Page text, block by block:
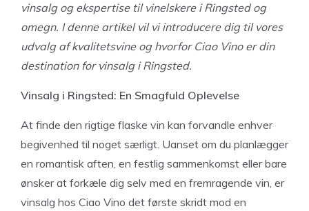
vinsalg og ekspertise til vinelskere i Ringsted og
omegn. I denne artikel vil vi introducere dig til vores
udvalg af kvalitetsvine og hvorfor Ciao Vino er din
destination for vinsalg i Ringsted.
Vinsalg i Ringsted: En Smagfuld Oplevelse
At finde den rigtige flaske vin kan forvandle enhver
begivenhed til noget særligt. Uanset om du planlægger
en romantisk aften, en festlig sammenkomst eller bare
ønsker at forkæle dig selv med en fremragende vin, er
vinsalg hos Ciao Vino det første skridt mod en